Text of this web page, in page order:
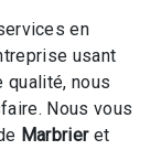
en
usant
qualité, nous
Nous vous
Marbrieret